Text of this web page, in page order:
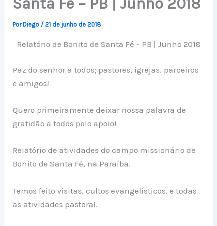
PorDiego /21 de junho de 2018
Relatório de Bonito de Santa Fé – PB | Junho 2018
Paz do senhor a todos; pastores, igrejas, parceiros
e amigos!
Quero primeiramente deixar nossa palavra de
gratidão a todos pelo apoio!
Relatório de atividades do campo missionário de
Bonito de Santa Fé, na Paraíba.
Temos feito visitas, cultos evangelísticos, e todas
as atividades pastoral.